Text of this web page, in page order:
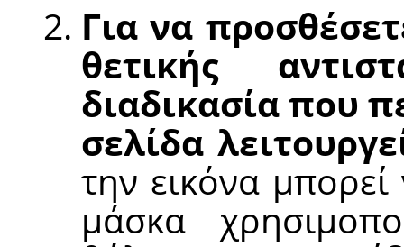
Για να
θετικής
διαδικασία που
σελίδα
την εικόνα
μάσκα